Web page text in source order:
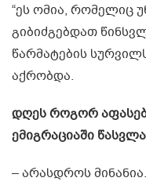
“ეს ომია, რომელიც
გიბიძგებდათ
წარმატების
აქრობდა.
დღეს როგორ
ემიგრაციაში
– არასდროს